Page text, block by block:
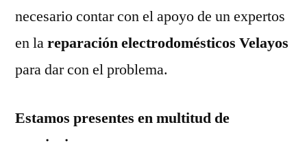
necesario contar con el apoyo de un expertos
en lareparación electrodomésticos Velayos
para dar con el problema.
Estamos presentes en multitud de